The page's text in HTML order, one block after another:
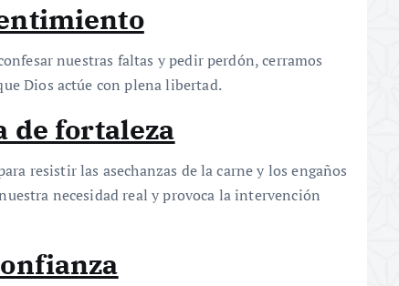
nuestras faltas y pedir perdón, cerramos
Dios actúe con plena libertad.
de fortaleza
resistir las asechanzas de la carne y los engaños
necesidad real y provoca la intervención